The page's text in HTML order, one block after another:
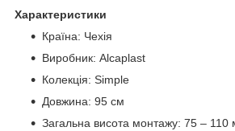
Характеристики
Країна: Чехія
Виробник: Alcaplast
Колекція: Simple
Довжина: 95 см
Загальна висота монтажу: 75 – 110